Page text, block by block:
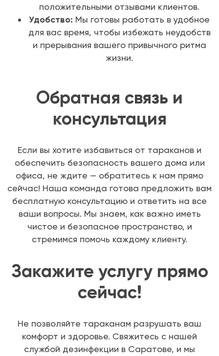
положительными отзывами клиентов.
Удобство: Мы готовы работать в удобное
для вас время, чтобы избежать неудобств
и прерывания вашего привычного ритма
жизни.
Обратная связь и
консультация
Если вы хотите избавиться от тараканов и
обеспечить безопасность вашего дома или
офиса, не ждите — обратитесь к нам прямо
сейчас! Наша команда готова предложить вам
бесплатную консультацию и ответить на все
ваши вопросы. Мы знаем, как важно иметь
чистое и безопасное пространство, и
стремимся помочь каждому клиенту.
Закажите услугу прямо
сейчас!
Не позволяйте тараканам разрушать ваш
комфорт и здоровье. Свяжитесь с нашей
службой дезинфекции в Саратове, и мы